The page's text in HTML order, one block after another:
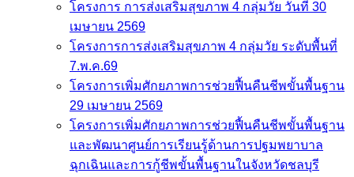
โครงการ การส่งเสริมสุขภาพ 4 กลุ่มวัย วันที่ 30
เมษายน 2569
โครงการการส่งเสริมสุขภาพ 4 กลุ่มวัย ระดับพื้นที่
7.พ.ค.69
โครงการเพิ่มศักยภาพการช่วยฟื้นคืนชีพขั้นพื้นฐาน
29 เมษายน 2569
โครงการเพิ่มศักยภาพการช่วยฟื้นคืนชีพขั้นพื้นฐาน
และพัฒนาศูนย์การเรียนรู้ด้านการปฐมพยาบาล
ฉุกเฉินและการกู้ชีพขั้นพื้นฐานในจังหวัดชลบุรี